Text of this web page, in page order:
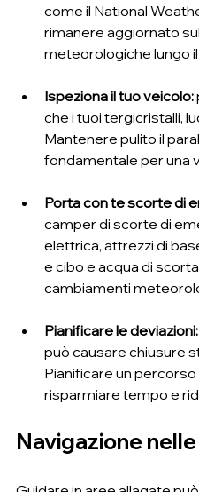
come il National
rimanere aggiornato
meteorologiche lungo
Ispeziona il tuo veicolo:
che i tuoi tergicristalli,
Mantenere pulito il
fondamentale per una
Porta con te scorte di
camper di scorte di
elettrica, attrezzi di
e cibo e acqua di
cambiamenti
Pianificare le deviazioni:
può causare chiusure
Pianificare un
risparmiare tempo e
Navigazione